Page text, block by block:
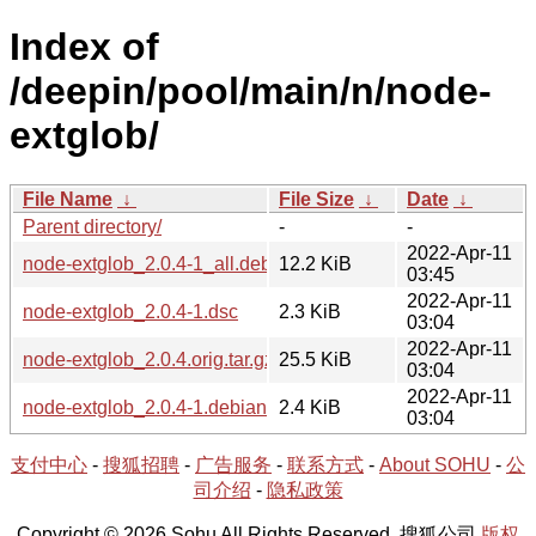
Index of
/deepin/pool/main/n/node-
extglob/
File Name ↓ File Size ↓ Date ↓
Parent directory/
-
-
node-extglob_2.0.4-1_all.deb
12.2 KiB
2022-Apr-11
03:45
node-extglob_2.0.4-1.dsc
2.3 KiB
2022-Apr-11
03:04
node-extglob_2.0.4.orig.tar.gz
25.5 KiB
2022-Apr-11
03:04
node-extglob_2.0.4-1.debian.tar.xz
2.4 KiB
2022-Apr-11
03:04
支付中心 - 搜狐招聘 - 广告服务 - 联系方式 - About SOHU - 公
司介绍 - 隐私政策